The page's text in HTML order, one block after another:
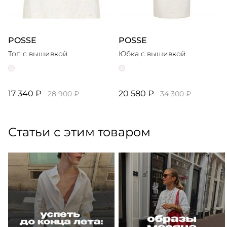
POSSE
Топ с вышивкой
17 340 ₽ 28 900 ₽
POSSE
Юбка с вышивкой
20 580 ₽ 34 300 ₽
Статьи с этим товаром